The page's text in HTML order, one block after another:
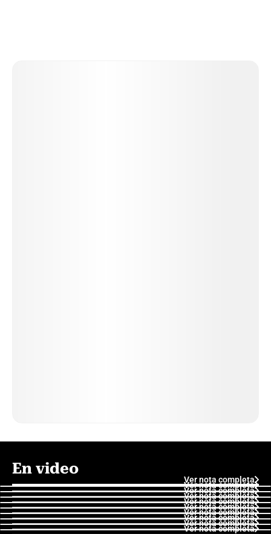
En video
Ver nota completa
Ver nota completa
Ver nota completa
Ver nota completa
Ver nota completa
Ver nota completa
Ver nota completa
Ver nota completa
Ver nota completa
Ver nota completa